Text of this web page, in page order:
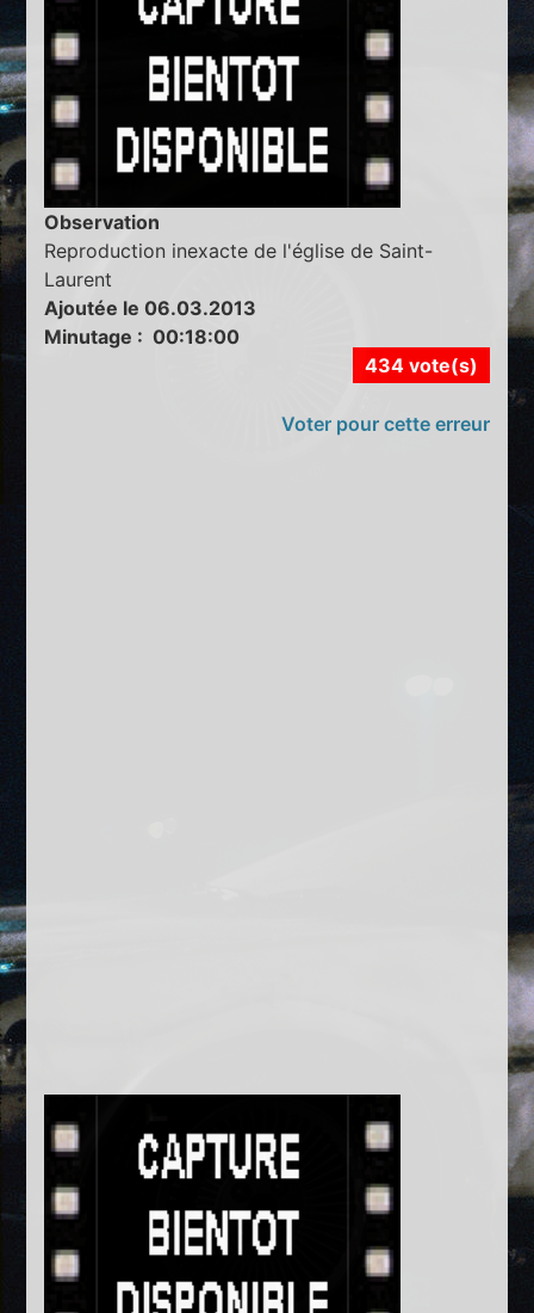
Observation
Reproduction inexacte de l'église de Saint-
Laurent
Ajoutée le 06.03.2013
Minutage : 00:18:00
434 vote(s)
Voter pour cette erreur